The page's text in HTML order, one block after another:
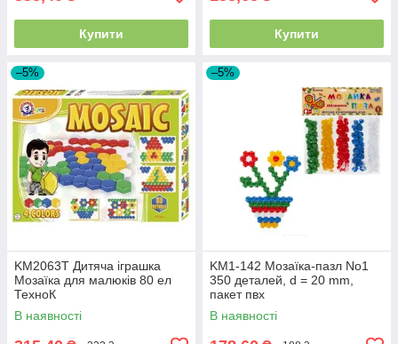
Купити Купити
–5%
KM2063T Дитяча іграшка
Мозаїка для малюків 80 ел
ТехноК
В наявності
–5%
KM1-142 Мозаїка-пазл No1
350 деталей, d = 20 mm,
пакет пвх
В наявності